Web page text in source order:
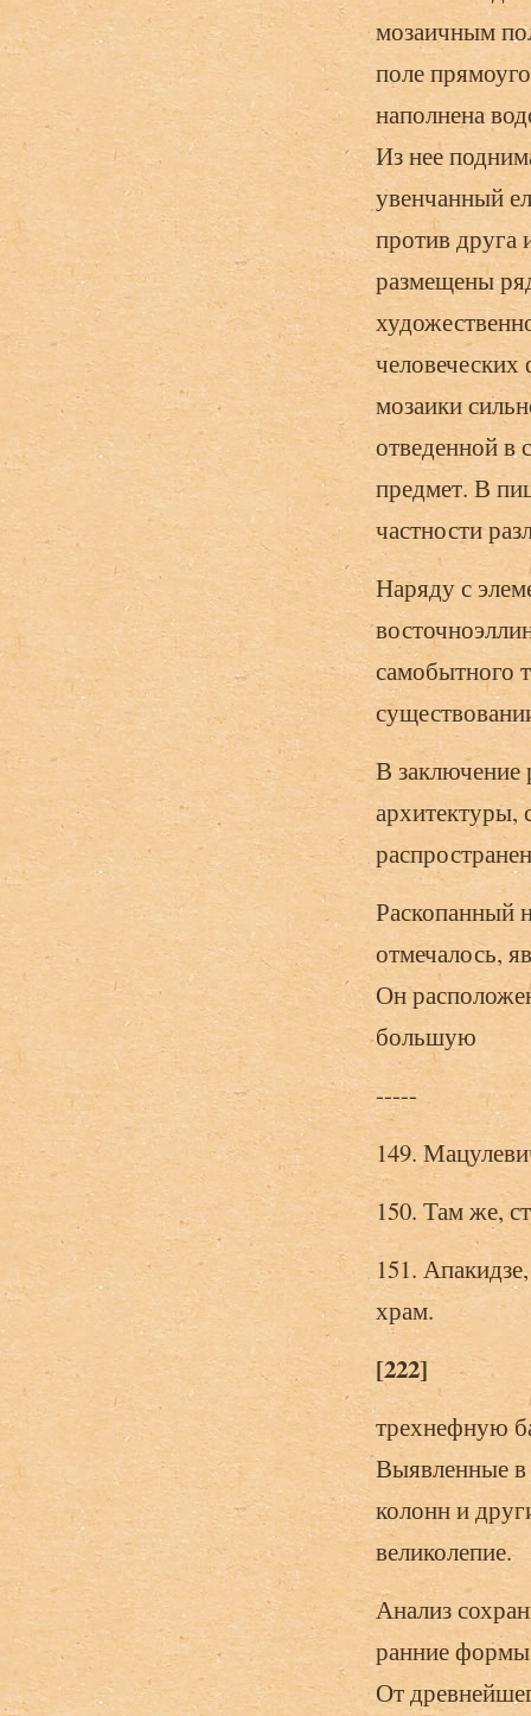
мозаичным
поле
наполнена
Из нее
увенчанный
против друга
размещены
мозаики
отведенной в
предмет. В
частности
Наряду с
самобытного
В заключение
архитектуры,
Раскопанный
отмечалось,
Он
большую
-----
149.
150. Там же,
151.
храм.
[222]
трехнефную
Выявленные в
колонн и
великолепие.
Анализ
ранние
От